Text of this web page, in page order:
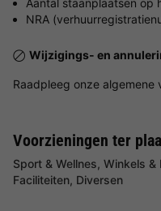
NRA
Wijzigings- en
Raadpleeg onze algemene
Voorzieningen ter
Sport & Wellnes, Winkels
Faciliteiten, Diversen